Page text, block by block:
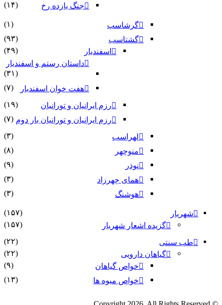
جنگ یازده رخ
(۱۴)
گرشاسپ
(۱)
گشتاسب
(۹۳)
اسفندیار
(۴۹)
داستان رستم و اسفندیار
(۳۱)
هفت خوان اسفندیار
(۷)
رزم ایرانیان و تورانیان
(۱۹)
رزم ایرانیان و تورانیان بار دوم (۷)
لهراسب
(۳)
منوچهر
(۸)
نوذر
(۹)
هماى چهرزاد
(۳)
هوشنگ
(۳)
شهریار
(۱۵۷)
گزیده اشعار شهریار
(۱۵۷)
طب سنتی
(۲۲)
گیاهان دارویی
(۲۲)
خواص گیاهان
(۹)
خواص میوه ها
(۱۳)